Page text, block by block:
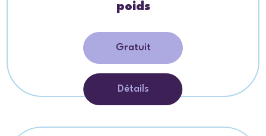
poids
Gratuit
Détails